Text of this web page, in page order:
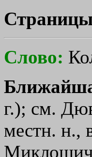
Слово:
г.); см.
местн. н.,